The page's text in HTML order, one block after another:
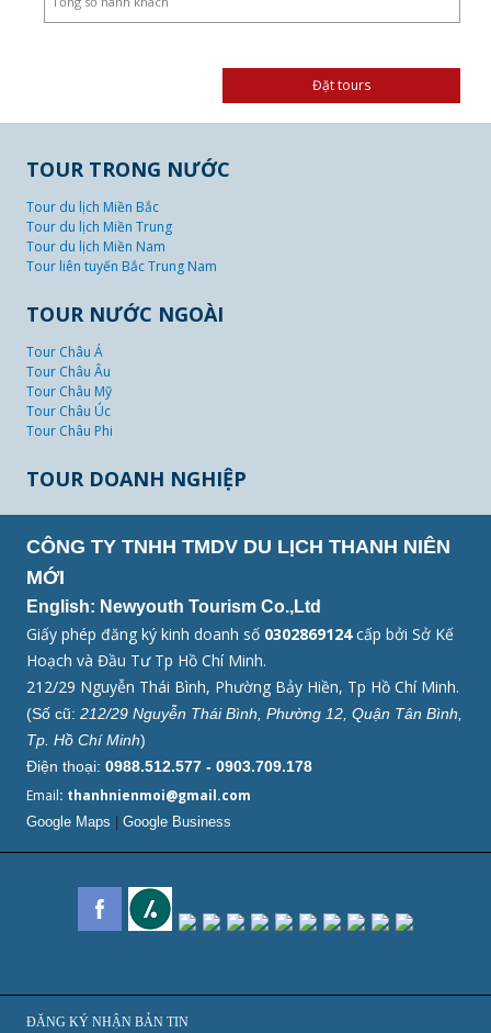
TOUR TRONG NƯỚC
Tour du lịch Miền Bắc
Tour du lịch Miền Trung
Tour du lịch Miền Nam
Tour liên tuyến Bắc Trung Nam
TOUR NƯỚC NGOÀI
Tour Châu Á
Tour Châu Âu
Tour Châu Mỹ
Tour Châu Úc
Tour Châu Phi
TOUR DOANH NGHIỆP
CÔNG TY TNHH TMDV DU LỊCH THANH NIÊN
MỚI
English: Newyouth Tourism Co.,Ltd
Giấy phép đăng ký kinh doanh số 0302869124cấp bởi Sở Kế
Hoạch và Đầu Tư Tp Hồ Chí Minh.
212/29 Nguyễn Thái Bình, Phường Bảy Hiền, Tp Hồ Chí Minh.
(Số cũ: 212/29 Nguyễn Thái Bình, Phường 12, Quận Tân Bình,
Tp. Hồ Chí Minh)
Điện thoại: 0988.512.577 - 0903.709.178
Email: thanhnienmoi@gmail.com
Google Maps Google Business
ĐĂNG KÝ NHẬN BẢN TIN